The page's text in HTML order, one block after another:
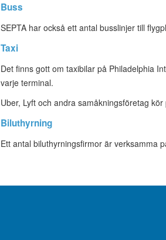
Buss
SEPTA har också ett antal busslinjer till
Taxi
Det finns gott om taxibilar på Philadelphia
varje terminal.
Uber, Lyft och andra samåkningsföretag
Biluthyrning
Ett antal biluthyrningsfirmor är verksamma